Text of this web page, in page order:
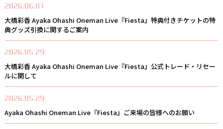
2026.06.01
大橋彩香 Ayaka Ohashi Oneman Live『Fiesta』特典付きチケットの特
典グッズ引換に関するご案内
2026.05.29
大橋彩香 Ayaka Ohashi Oneman Live『Fiesta』公式トレード・リセー
ルに関して
2026.05.29
Ayaka Ohashi Oneman Live『Fiesta』ご来場の皆様へのお願い